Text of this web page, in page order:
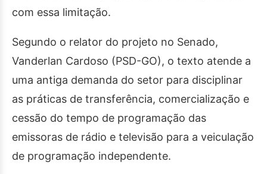
com essa limitação.
Segundo o relator do projeto no Senado,
Vanderlan Cardoso (PSD-GO), o texto atende a
uma antiga demanda do setor para disciplinar
as práticas de transferência, comercialização e
cessão do tempo de programação das
emissoras de rádio e televisão para a veiculação
de programação independente.